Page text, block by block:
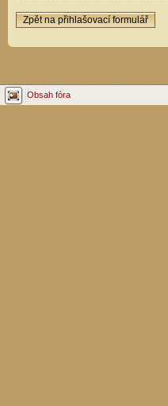
Zpět na přihlašovací formulář
Obsah fóra